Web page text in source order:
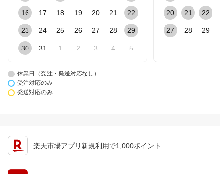
16 17 18 19 20 21 22
23 24 25 26 27 28 29
30 31 1 2 3 4 5
20 21 22
27 28 29
休業日（受注・発送対応なし）
受注対応のみ
発送対応のみ
楽天市場アプリ新規利用で1,000ポイント